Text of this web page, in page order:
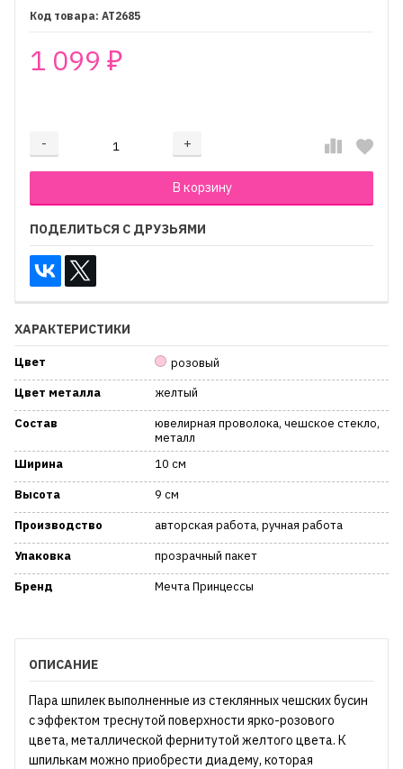
AT2685
1 099 ₽
- +
Добавляется...
В корзину
Добавлен
ПОДЕЛИТЬСЯ С ДРУЗЬЯМИ
ХАРАКТЕРИСТИКИ
Цвет
розовый
Цвет металла
желтый
Состав
ювелирная проволока, чешское стекло,
металл
Ширина
10 см
Высота
9 см
Производство
авторская работа, ручная работа
Упаковка
прозрачный пакет
Бренд
Мечта Принцессы
ОПИСАНИЕ
Пара шпилек выполненные из стеклянных чешских бусин
с эффектом треснутой поверхности ярко-розового
цвета, металлической фернитутой желтого цвета. К
шпилькам можно приобрести диадему, которая